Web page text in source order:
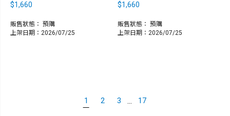
$1,660
販售狀態： 預購
上架日期：2026/07/25
$1,660
販售狀態： 預購
上架日期：2026/07/25
1 2 3 ... 17